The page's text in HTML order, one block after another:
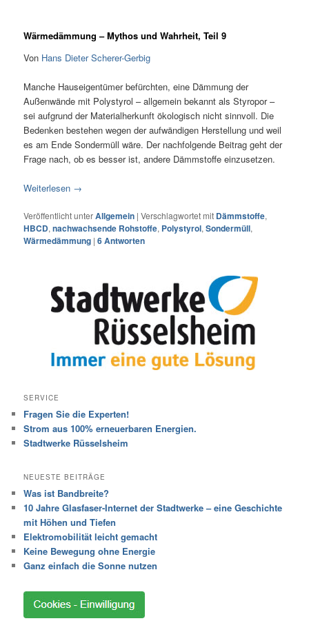
Wärmedämmung – Mythos und Wahrheit, Teil 9
Von Hans Dieter Scherer-Gerbig
Manche Hauseigentümer befürchten, eine Dämmung der
Außenwände mit Polystyrol – allgemein bekannt als Styropor –
sei aufgrund der Materialherkunft ökologisch nicht sinnvoll. Die
Bedenken bestehen wegen der aufwändigen Herstellung und weil
es am Ende Sondermüll wäre. Der nachfolgende Beitrag geht der
Frage nach, ob es besser ist, andere Dämmstoffe einzusetzen.
Weiterlesen →
Veröffentlicht unterAllgemein |Verschlagwortet mit Dämmstoffe,
HBCD,nachwachsende Rohstoffe, Polystyrol,Sondermüll,
Wärmedämmung |6Antworten
SERVICE
Fragen Sie die Experten!
Strom aus 100% erneuerbaren Energien.
Stadtwerke Rüsselsheim
NEUESTE BEITRÄGE
Was ist Bandbreite?
10 Jahre Glasfaser-Internet der Stadtwerke – eine Geschichte
mit Höhen und Tiefen
Elektromobilität leicht gemacht
Keine Bewegung ohne Energie
Ganz einfach die Sonne nutzen